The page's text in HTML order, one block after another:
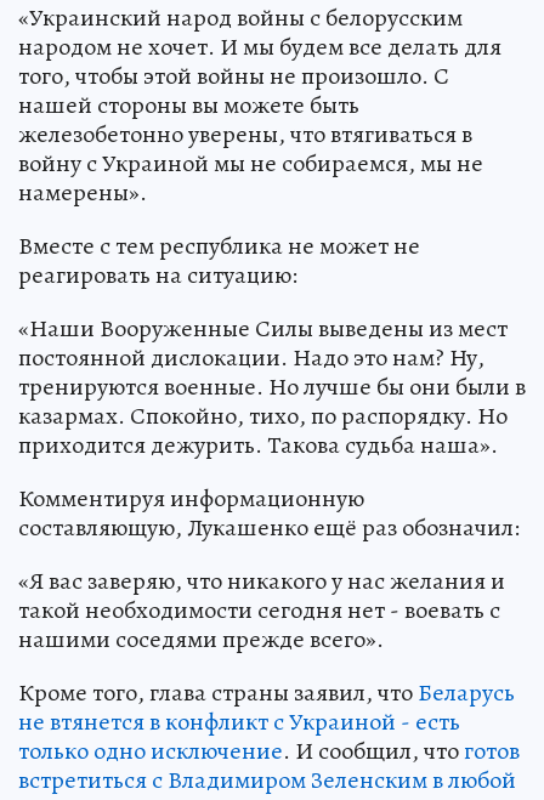
«Украинский народ войны с белорусским
народом не хочет. И мы будем все делать для
того, чтобы этой войны не произошло. С
нашей стороны вы можете быть
железобетонно уверены, что втягиваться в
войну с Украиной мы не собираемся, мы не
намерены».
Вместе с тем республика не может не
реагировать на ситуацию:
«Наши Вооруженные Силы выведены из мест
постоянной дислокации. Надо это нам? Ну,
тренируются военные. Но лучше бы они были в
казармах. Спокойно, тихо, по распорядку. Но
приходится дежурить. Такова судьба наша».
Комментируя информационную
составляющую, Лукашенко ещё раз обозначил:
«Я вас заверяю, что никакого у нас желания и
такой необходимости сегодня нет - воевать с
нашими соседями прежде всего».
Кроме того, глава страны заявил, чтоБеларусь
не втянется в конфликт с Украиной - есть
только одно исключение. И сообщил, чтоготов
встретиться с Владимиром Зеленским в любой